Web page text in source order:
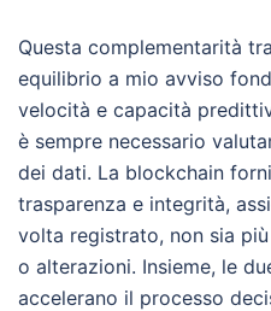
Questa complementarità
equilibrio a mio avviso
velocità e capacità
è sempre necessario
dei dati. La blockchain
trasparenza e integrità,
volta registrato, non sia
o alterazioni. Insieme, le
accelerano il processo